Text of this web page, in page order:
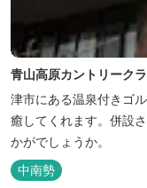
青山高原カントリーク
津市にある温泉付きゴ
癒してくれます。併設
かがでしょうか。
中南勢